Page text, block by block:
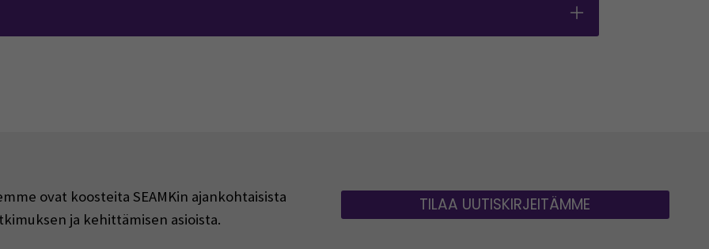
ovat koosteita SEAMKin ajankohtaisista
ja kehittämisen asioista.
TILAA UUTISKIRJEITÄMME